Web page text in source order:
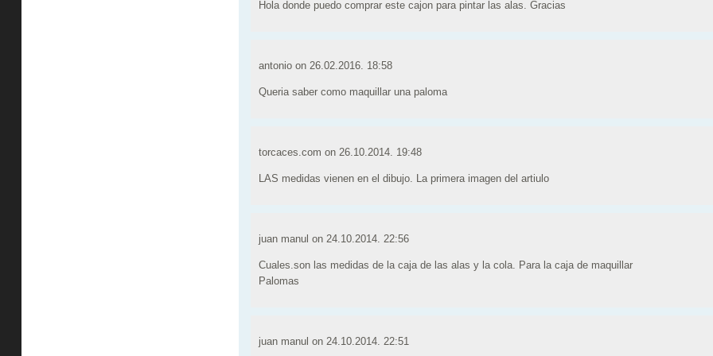
Hola donde puedo comprar este cajon para pintar las alas. Gracias
antonio on 26.02.2016. 18:58
Queria saber como maquillar una paloma
torcaces.com on 26.10.2014. 19:48
LAS medidas vienen en el dibujo. La primera imagen del artiulo
juan manul on 24.10.2014. 22:56
Cuales.son las medidas de la caja de las alas y la cola. Para la caja de maquillar
Palomas
juan manul on 24.10.2014. 22:51